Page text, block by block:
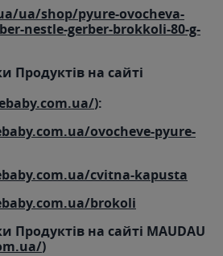
ua/shop/pyure-ovocheva-
nestle-gerber-brokkoli-80-g-
Продуктів на сайті
):
ovocheve-pyure-
cvitna-kapusta
brokoli
Продуктів на сайті MAUDAU
)